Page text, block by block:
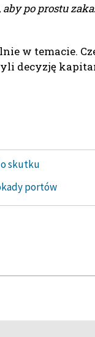
po prostu
w temacie.
decyzję
skutku
portów